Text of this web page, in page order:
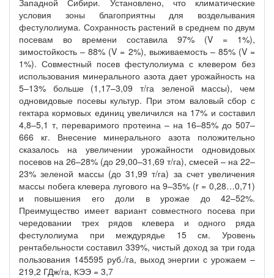
Западной Сибири. Установлено, что климатические
условия зоны благоприятны для возделывания
фестулолиума. Сохранность растений в среднем по двум
посевам во времени составила 97% (V = 1%),
зимостойкость – 88% (V = 2%), выживаемость – 85% (V =
1%). Совместный посев фестулолиума с клевером без
использования минерального азота дает урожайность на
5–13% больше (1,17–3,09 т/га зеленой массы), чем
одновидовые посевы культур. При этом валовый сбор с
гектара кормовых единиц увеличился на 17% и составил
4,8–5,1 т, переваримого протеина – на 16–85% до 507–
666 кг. Внесение минерального азота положительно
сказалось на увеличении урожайности одновидовых
посевов на 26–28% (до 29,00–31,69 т/га), смесей – на 22–
23% зеленой массы (до 31,99 т/га) за счет увеличения
массы побега клевера лугового на 9–35% (r = 0,28…0,71)
и повышения его доли в урожае до 42–52%.
Преимущество имеет вариант совместного посева при
чередовании трех рядов клевера и одного ряда
фестулолиума при междурядье 15 см. Уровень
рентабельности составил 339%, чистый доход за три года
пользования 145595 руб./га, выход энергии с урожаем –
219,2 ГДж/га, КЭЭ = 3,7